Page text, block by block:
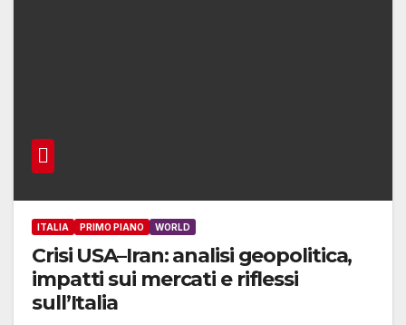
ITALIA PRIMO PIANO WORLD
Crisi USA–Iran: analisi geopolitica,
impatti sui mercati e riflessi
sull’Italia